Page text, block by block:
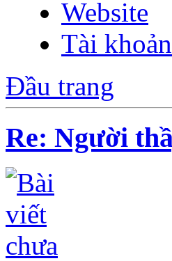
Website
Tài
Đầu trang
Re: Người